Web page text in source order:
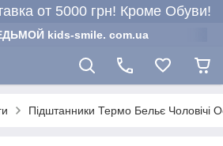
от 5000 грн! Кроме Обуви!
kids-smile. com.ua
Підштанники Термо Бельє Чоловічі